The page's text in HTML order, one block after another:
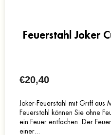
Feuerstahl Joker
€20,40
Joker-Feuerstahl mit Griff aus
Feuerstahl können Sie ohne
ein Feuer entfachen. Der
einer...